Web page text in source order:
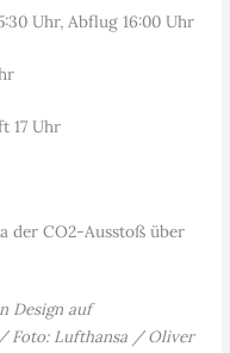
Uhr, Abflug 16:00 Uhr
Uhr
der CO2-Ausstoß über
Design auf
Foto: Lufthansa / Oliver